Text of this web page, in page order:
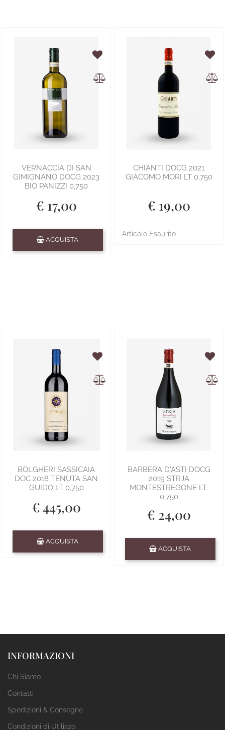
VERNACCIA DI SAN
GIMIGNANO DOCG 2023
BIO PANIZZI 0,750
€ 17,00
ACQUISTA
CHIANTI DOCG 2021
GIACOMO MORI LT 0,750
€ 19,00
Articolo Esaurito
BOLGHERI SASSICAIA
DOC 2018 TENUTA SAN
GUIDO LT 0,750
€ 445,00
ACQUISTA
BARBERA D'ASTI DOCG
2019 STRJA
MONTESTREGONE LT.
0,750
€ 24,00
ACQUISTA
INFORMAZIONI
Chi Siamo
Contatti
Spedizioni & Consegne
Condizioni di Utilizzo